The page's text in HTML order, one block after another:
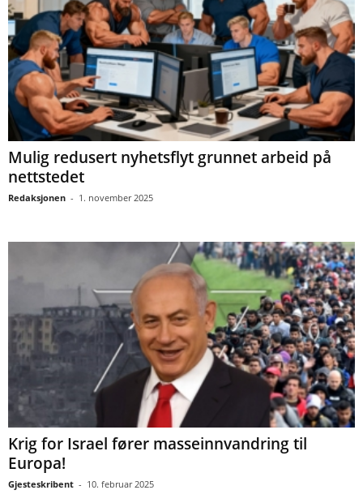
Mulig redusert nyhetsflyt grunnet arbeid på
nettstedet
Redaksjonen - 1. november 2025
Krig for Israel fører masseinnvandring til
Europa!
Gjesteskribent - 10. februar 2025